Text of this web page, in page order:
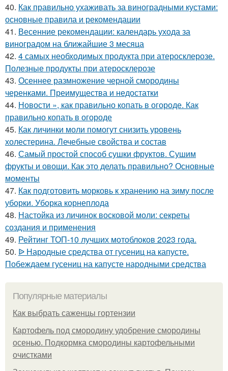
40. Как правильно ухаживать за виноградными кустами:
основные правила и рекомендации
41. Весенние рекомендации: календарь ухода за
виноградом на ближайшие 3 месяца
42. 4 самых необходимых продукта при атеросклерозе.
Полезные продукты при атеросклерозе
43. Осеннее размножение черной смородины
черенками. Преимущества и недостатки
44. Новости », как правильно копать в огороде. Как
правильно копать в огороде
45. Как личинки моли помогут снизить уровень
холестерина. Лечебные свойства и состав
46. Самый простой способ сушки фруктов. Сушим
фрукты и овощи. Как это делать правильно? Основные
моменты
47. Как подготовить морковь к хранению на зиму после
уборки. Уборка корнеплода
48. Настойка из личинок восковой моли: секреты
создания и применения
49. Рейтинг ТОП-10 лучших мотоблоков 2023 года.
50. ᐉ Народные средства от гусениц на капусте.
Побеждаем гусениц на капусте народными средства
Популярные материалы
Как выбрать саженцы гортензии
Картофель под смородину удобрение смородины
осенью. Подкормка смородины картофельными
очистками